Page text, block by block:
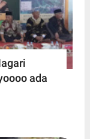
ada